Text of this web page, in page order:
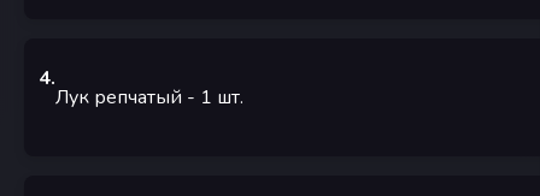
4.
Лук репчатый - 1 шт.